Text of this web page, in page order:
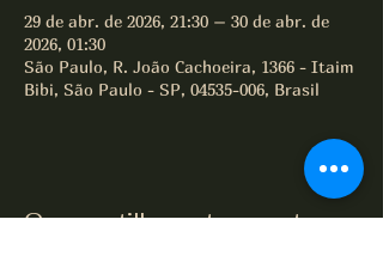
29 de abr. de 2026, 21:30 – 30 de abr. de
2026, 01:30
São Paulo, R. João Cachoeira, 1366 - Itaim
Bibi, São Paulo - SP, 04535-006, Brasil
Compartilhe este evento